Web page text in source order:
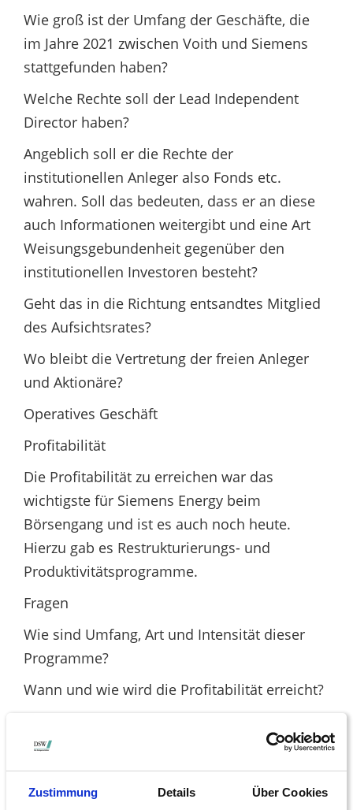
Zustimmung Details Über Cookies
Wie groß ist der Umfang der Geschäfte, die
im Jahre 2021 zwischen Voith und Siemens
stattgefunden haben?
Welche Rechte soll der Lead Independent
Director haben?
Angeblich soll er die Rechte der
institutionellen Anleger also Fonds etc.
wahren. Soll das bedeuten, dass er an diese
auch Informationen weitergibt und eine Art
Weisungsgebundenheit gegenüber den
institutionellen Investoren besteht?
Geht das in die Richtung entsandtes Mitglied
des Aufsichtsrates?
Wo bleibt die Vertretung der freien Anleger
und Aktionäre?
Operatives Geschäft
Profitabilität
Die Profitabilität zu erreichen war das
wichtigste für Siemens Energy beim
Börsengang und ist es auch noch heute.
Hierzu gab es Restrukturierungs- und
Produktivitätsprogramme.
Fragen
Wie sind Umfang, Art und Intensität dieser
Programme?
Wann und wie wird die Profitabilität erreicht?
Für viele Anleger war es ein Schock, dass im
vierten Quartal des letzten Geschäftsjahres
im Bereich Gas und Power der